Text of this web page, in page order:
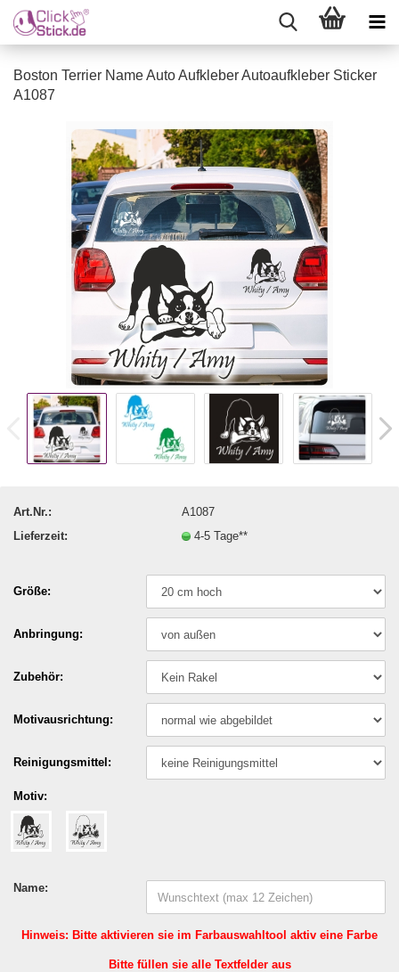
Boston Terrier Name Auto Aufkleber Autoaufkleber Sticker
A1087
Art.Nr.:
A1087
Lieferzeit:
4-5 Tage**
Größe:
Anbringung:
Zubehör:
Motivausrichtung:
Reinigungsmittel:
Motiv:
Name:
Hinweis: Bitte aktivieren sie im Farbauswahltool aktiv eine Farbe
Bitte füllen sie alle Textfelder aus